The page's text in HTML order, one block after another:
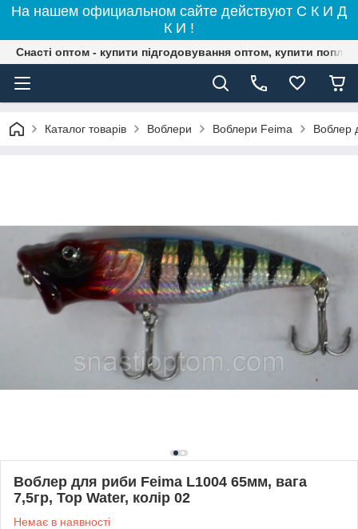
На нашем официальном сайте действуют С К И Д
К И !
Снасті оптом - купити підгодовування оптом, купити
Каталог товарів Воблери Воблери Feima Воблер
Воблер для риби Feima L1004 65мм, вага
7,5гр, Top Water, колір 02
Немає в наявності